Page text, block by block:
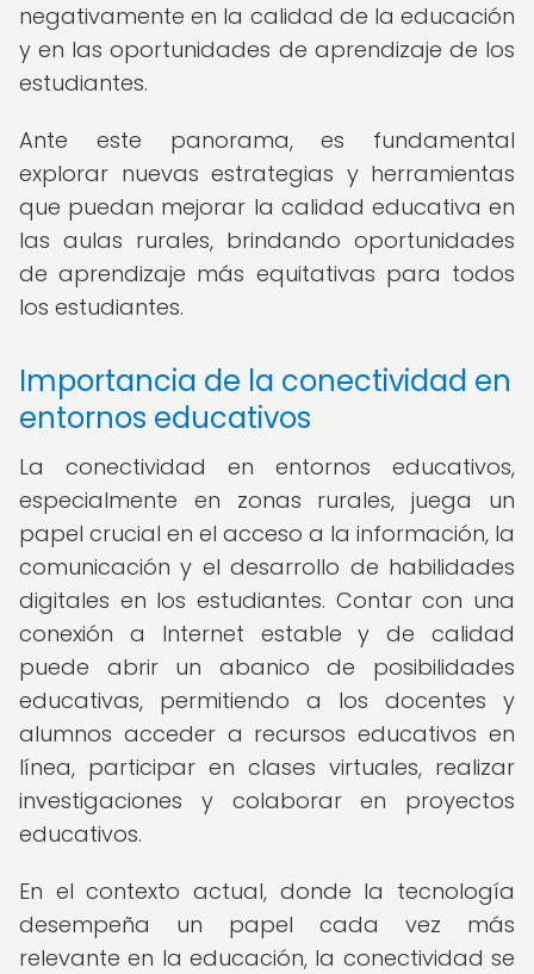
negativamente en la calidad de la educación
y en las oportunidades de aprendizaje de los
estudiantes.
Ante este panorama, es fundamental
explorar nuevas estrategias y herramientas
que puedan mejorar la calidad educativa en
las aulas rurales, brindando oportunidades
de aprendizaje más equitativas para todos
los estudiantes.
Importancia de la conectividad en
entornos educativos
La conectividad en entornos educativos,
especialmente en zonas rurales, juega un
papel crucial en el acceso a la información, la
comunicación y el desarrollo de habilidades
digitales en los estudiantes. Contar con una
conexión a Internet estable y de calidad
puede abrir un abanico de posibilidades
educativas, permitiendo a los docentes y
alumnos acceder a recursos educativos en
línea, participar en clases virtuales, realizar
investigaciones y colaborar en proyectos
educativos.
En el contexto actual, donde la tecnología
desempeña un papel cada vez más
relevante en la educación, la conectividad se